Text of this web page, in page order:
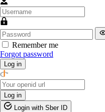
Remember me
Forgot password
Log in
Log in
Login with Sber ID